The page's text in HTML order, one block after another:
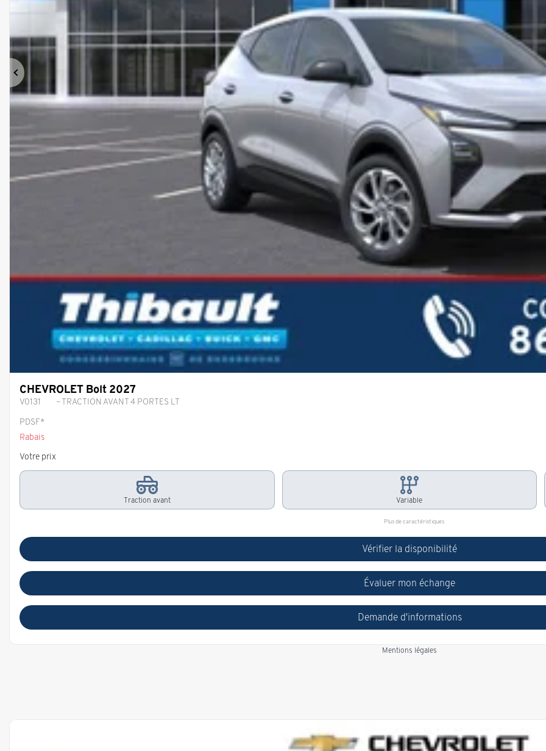
Précédent
CHEVROLET Bolt 2027
V0131
– TRACTION AVANT 4 PORTES LT
PDSF*
Rabais
Votre prix
Traction avant Variable
Plus de caractéristiques
Vérifier la disponibilité
Évaluer mon échange
Demande d'informations
Mentions légales